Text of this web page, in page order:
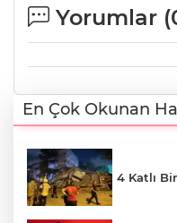
Yorumlar (
En Çok Okunan
4 Katlı